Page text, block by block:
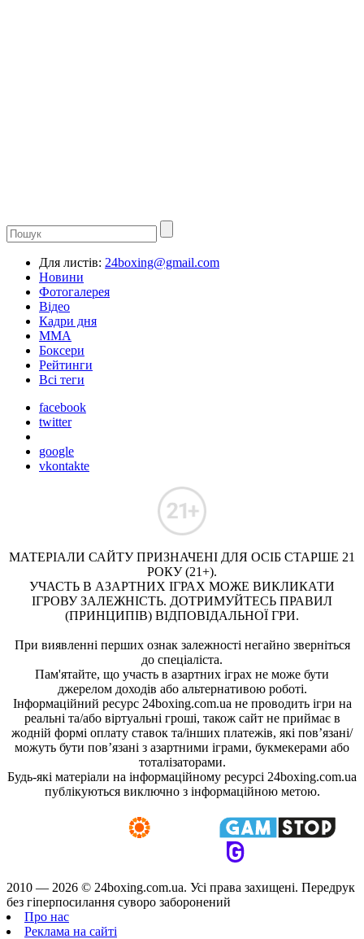
Для листів: 24boxing@gmail.com
Новини
Фотогалерея
Відео
Кадри дня
ММА
Боксери
Рейтинги
Всі теги
facebook
twitter
google
vkontakte
МАТЕРІАЛИ САЙТУ ПРИЗНАЧЕНІ ДЛЯ ОСІБ СТАРШЕ 21
РОКУ (21+).
УЧАСТЬ В АЗАРТНИХ ІГРАХ МОЖЕ ВИКЛИКАТИ
ІГРОВУ ЗАЛЕЖНІСТЬ. ДОТРИМУЙТЕСЬ ПРАВИЛ
(ПРИНЦИПІВ) ВІДПОВІДАЛЬНОЇ ГРИ.
При виявленні перших ознак залежності негайно зверніться
до спеціаліста.
Пам'ятайте, що участь в азартних іграх не може бути
джерелом доходів або альтернативою роботі.
Інформаційний ресурс 24boxing.com.ua не проводить ігри на
реальні та/або віртуальні гроші, також сайт не приймає в
жодній формі оплату ставок та/інших платежів, які пов’язані/
можуть бути пов’язані з азартними іграми, букмекерами або
тоталізаторами.
Будь-які матеріали на інформаційному ресурсі 24boxing.com.ua
публікуються виключно з інформаційною метою.
2010 — 2026 © 24boxing.com.ua. Усi права захищенi. Передрук
без гіперпосилання суворо заборонений
Про нас
Реклама на сайті